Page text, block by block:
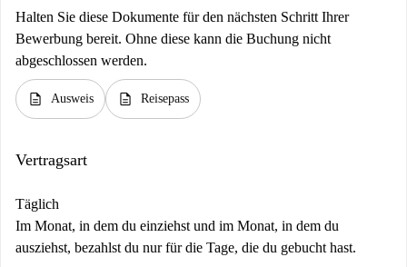
Halten Sie diese Dokumente für den nächsten Schritt Ihrer
Bewerbung bereit. Ohne diese kann die Buchung nicht
abgeschlossen werden.
description Ausweis description Reisepass
Vertragsart
Täglich
Im Monat, in dem du einziehst und im Monat, in dem du
ausziehst, bezahlst du nur für die Tage, die du gebucht hast.